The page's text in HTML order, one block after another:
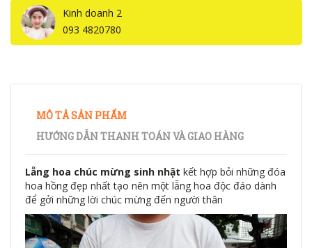
Kinh doanh 2
093 4820780
MÔ TẢ SẢN PHẨM
HƯỚNG DẪN THANH TOÁN VÀ GIAO HÀNG
Lẵng hoa chúc mừng sinh nhật kết hợp bỏi những đóa
hoa hồng đẹp nhất tạo nên một lẵng hoa độc đáo dành
để gởi những lời chúc mừng đến người thân